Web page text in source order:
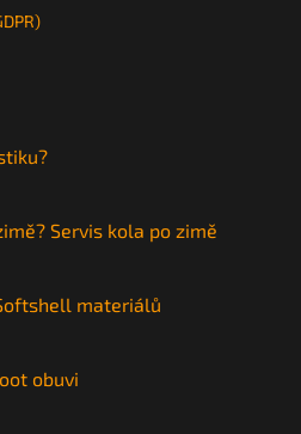
Servis kola po zimě
materiálů
obuvi